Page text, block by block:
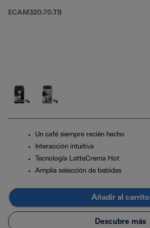
ECAM320.70.TB
Un café siempre recién hecho
Interacción intuitiva
Tecnología LatteCrema Hot
Amplia selección de bebidas
Añadir al carrito
Descubre más